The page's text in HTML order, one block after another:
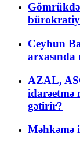
Ceyhun
arxasında
AZAL,
idarəetmə
gətirir?
Məhkəmə